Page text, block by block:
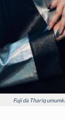
Fuji da Thariq